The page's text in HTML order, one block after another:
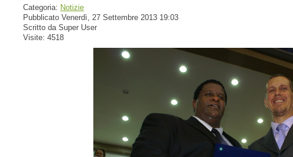
Categoria: Notizie
Pubblicato Venerdì, 27 Settembre 2013 19:03
Scritto da Super User
Visite: 4518